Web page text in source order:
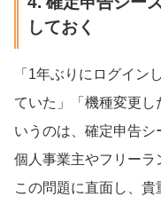
しておく
「1年ぶりにログイン
ていた」「機種変更し
いうのは、確定申告
個人事業主やフリーラ
この問題に直面し、